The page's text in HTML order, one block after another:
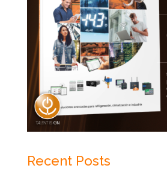
Recent Posts